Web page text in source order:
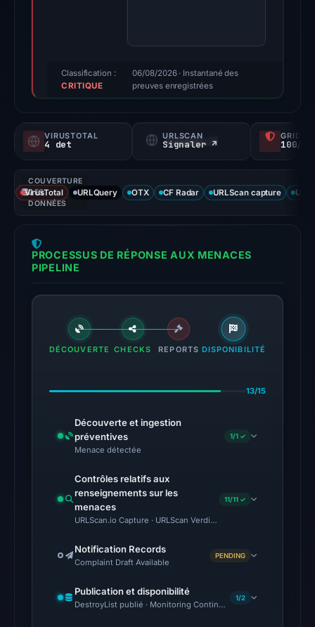
triage
score,
probability).
Threat
signals:
4
VirusTotal
flagged
domain
on
02:57
UTC.
The
latest
probe
cloaking
behavior
(HTTP
200)
Classification :
CRITIQUE
06/08/2026· Instantané des
preuves enregistrées
VIRUSTOTAL
4 det
URLSCAN
Signaler ↗ 100/
COUVERTURE
DES
DONNÉES
VirusTotal URLQuery OTX CF Radar URLScan capture
PROCESSUS DE RÉPONSE AUX MENACES
PIPELINE
DÉCOUVERTE CHECKS REPORTS DISPONIBILITÉ
13/15
Découverte et ingestion
préventives
Menace détectée
1/1 ✓
Contrôles relatifs aux
renseignements sur les
menaces
URLScan.io Capture · URLScan Verdict · Cloudflare Radar
11/11 ✓
Notification Records
Complaint Draft Available
PENDING
Publication et disponibilité
DestroyList publié · Monitoring Continues
1/2